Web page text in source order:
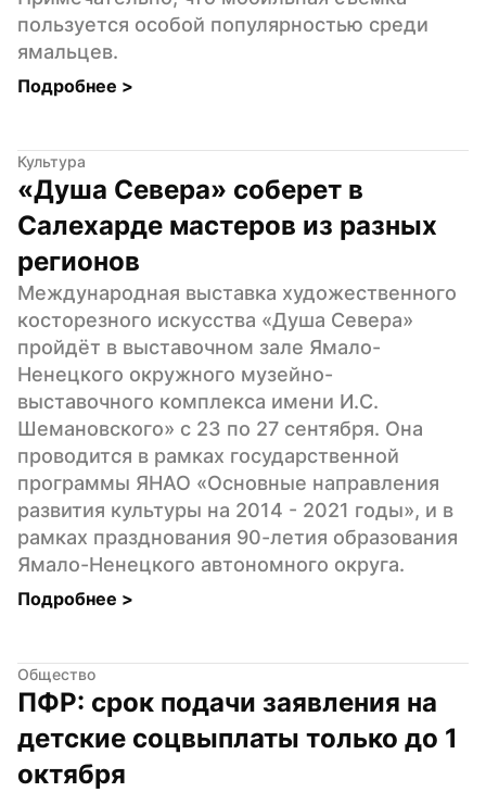
пользуется особой популярностью среди
ямальцев.
Подробнее >
Культура
«Душа Севера» соберет в
Салехарде мастеров из разных
регионов
Международная выставка художественного
косторезного искусства «Душа Севера»
пройдёт в выставочном зале Ямало-
Ненецкого окружного музейно-
выставочного комплекса имени И.С.
Шемановского» с 23 по 27 сентября. Она
проводится в рамках государственной
программы ЯНАО «Основные направления
развития культуры на 2014 - 2021 годы», и в
рамках празднования 90-летия образования
Ямало-Ненецкого автономного округа.
Подробнее >
Общество
ПФР: срок подачи заявления на
детские соцвыплаты только до 1
октября